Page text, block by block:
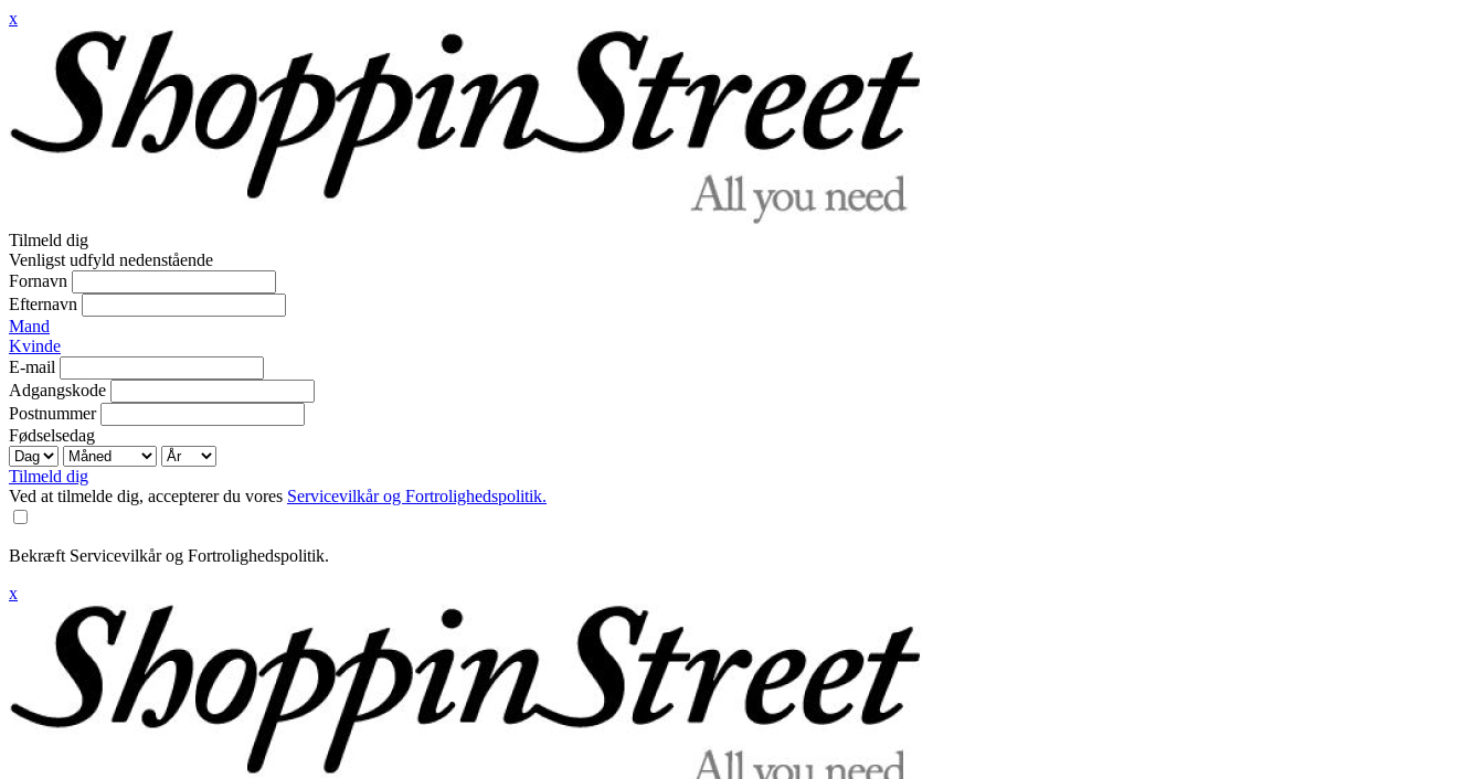
x
Tilmeld dig
Venligst udfyld nedenstående
Fornavn
Efternavn
Mand
Kvinde
E-mail
Adgangskode
Postnummer
Fødselsedag
Tilmeld dig
Ved at tilmelde dig, accepterer du vores Servicevilkår og Fortrolighedspolitik.
Bekræft Servicevilkår og Fortrolighedspolitik.
x